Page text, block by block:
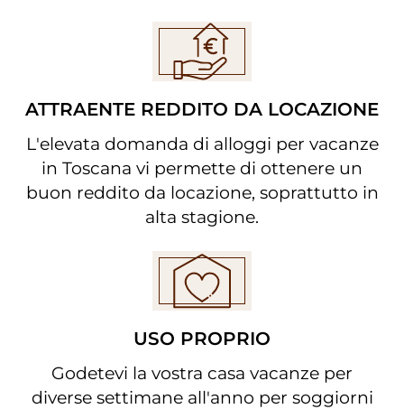
ATTRAENTE REDDITO DA LOCAZIONE
L'elevata domanda di alloggi per vacanze
in Toscana vi permette di ottenere un
buon reddito da locazione, soprattutto in
alta stagione.
USO PROPRIO
Godetevi la vostra casa vacanze per
diverse settimane all'anno per soggiorni